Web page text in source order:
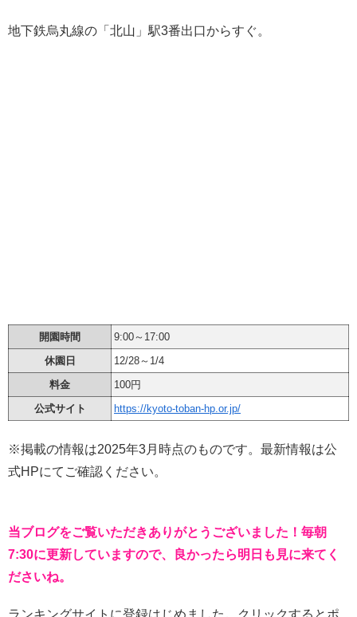
地下鉄烏丸線の「北山」駅3番出口からすぐ。
開園時間
9:00～17:00
休園日
12/28～1/4
料金
100円
公式サイト
https://kyoto-toban-hp.or.jp/
※掲載の情報は2025年3月時点のものです。最新情報は公
式HPにてご確認ください。
当ブログをご覧いただきありがとうございました！毎朝
7:30に更新していますので、良かったら明日も見に来てく
ださいね。